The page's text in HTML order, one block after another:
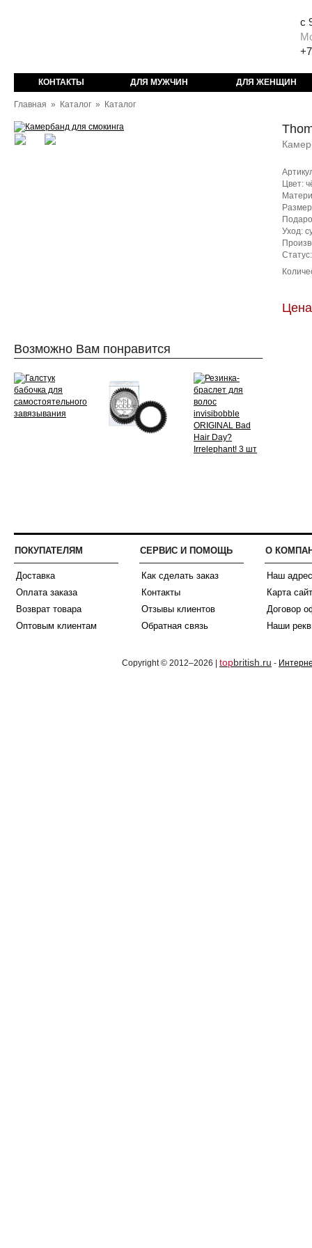
с
КОНТАКТЫ ДЛЯ МУЖЧИН ДЛЯ ЖЕНЩИН
Главная » Каталог » Каталог
Цвет:
Уход:
Возможно Вам понравится
ПОКУПАТЕЛЯМ
Доставка
Оплата заказа
Возврат товара
Оптовым клиентам
СЕРВИС И ПОМОЩЬ
Как сделать заказ
Контакты
Отзывы клиентов
Обратная связь
О
Наш адрес
Карта
Договор
Наши
Copyright © 2012–2026 | topbritish.ru -